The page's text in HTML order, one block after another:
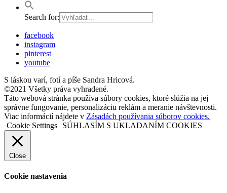
Search for:
facebook
instagram
pinterest
youtube
S láskou varí, fotí a píše Sandra Hricová.
©2021 Všetky práva vyhradené.
Táto webová stránka používa súbory cookies, ktoré slúžia na jej
správne fungovanie, personalizáciu reklám a meranie návštevnosti.
Viac informácií nájdete v Zásadách používania súborov cookies.
Cookie Settings
SÚHLASÍM S UKLADANÍM COOKIES
Close
Cookie nastavenia